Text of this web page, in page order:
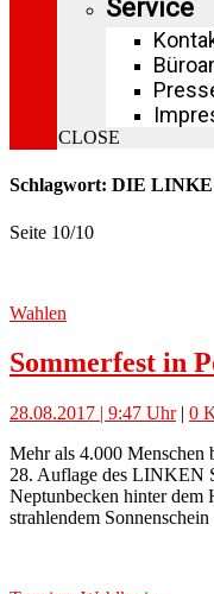
Service
CLOSE
Schlagwort: DIE LINKE
Seite 10/10
Wahlen
Sommerfest in
28.08.2017 | 9:47 Uhr| 0
Mehr als 4.000 Menschen
28. Auflage des LINKEN
Neptunbecken hinter dem
strahlendem Sonnenschein